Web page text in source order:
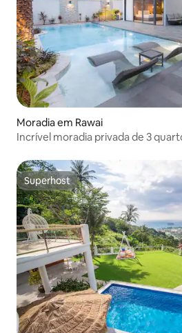
Moradia em Rawai
Incrível moradia privada de 3
Superhost
Superhost